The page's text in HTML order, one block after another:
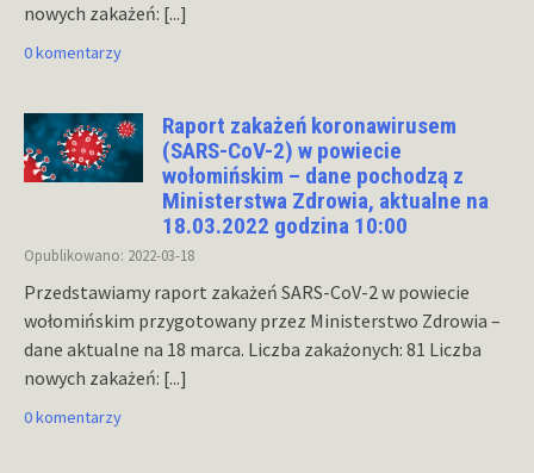
nowych zakażeń: [...]
0 komentarzy
Raport zakażeń koronawirusem
(SARS-CoV-2) w powiecie
wołomińskim – dane pochodzą z
Ministerstwa Zdrowia, aktualne na
18.03.2022 godzina 10:00
Opublikowano: 2022-03-18
Przedstawiamy raport zakażeń SARS-CoV-2 w powiecie
wołomińskim przygotowany przez Ministerstwo Zdrowia –
dane aktualne na 18 marca. Liczba zakażonych: 81 Liczba
nowych zakażeń: [...]
0 komentarzy